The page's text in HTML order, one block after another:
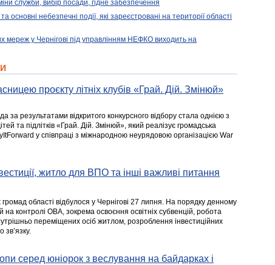
служби, вибір посади, гідне забезпечення
основні небезпечні події, які зареєстровані на території області
мереж у Чернігові під управлінням НЕФКО виходить на
проєкту літніх клубів «Грай. Дій. Змінюй»
за результатами відкритого конкурсного відбору стала однією з
та підлітків «Грай. Дій. Змінюй», який реалізує громадська
у співпраці з міжнародною неурядовою організацією War
житло для ВПО та інші важливі питання
області відбулося у Чернігові 27 липня. На порядку денному
на контролі ОВА, зокрема освоєння освітніх субвенцій, робота
переміщених осіб житлом, розроблення інвестиційних
зв’язку.
серед юніорок з веслування на байдарках і